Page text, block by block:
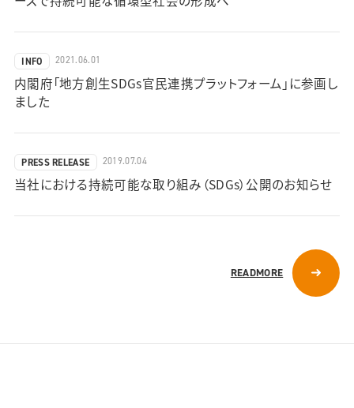
INFO 2021.06.01
内閣府「地方創生SDGs官民連携プラットフォーム」に参画し
ました
PRESS RELEASE 2019.07.04
当社における持続可能な取り組み（SDGs）公開のお知らせ
READMORE